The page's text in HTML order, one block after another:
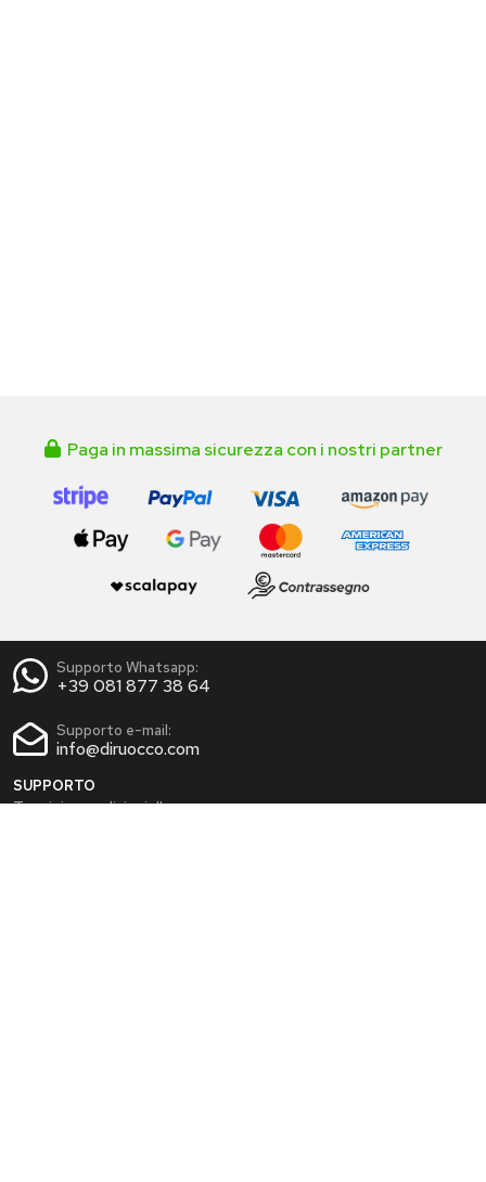
Paga in massima sicurezza con i nostri partner
Supporto Whatsapp:
+39 081 877 38 64
Supporto e-mail:
info@diruocco.com
SUPPORTO
Termini e condizioni d'uso